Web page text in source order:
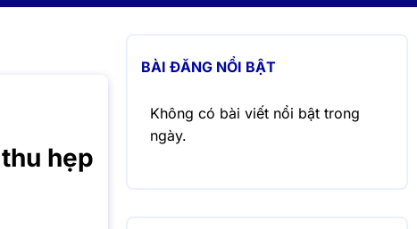
hẹp
BÀI ĐĂNG NỔI BẬT
Không có bài viết nổi bật trong
ngày.